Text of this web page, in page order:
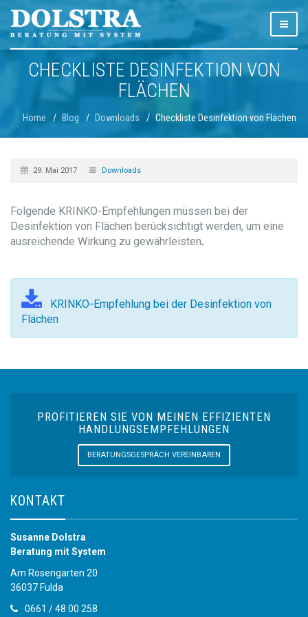
CHECKLISTE DESINFEKTION VON
FLÄCHEN
Home Blog Downloads Checkliste Desinfektion von Flächen
29. Mai 2017 Downloads
Folgende KRINKO-Empfehlungen müssen bei der
Desinfektion von Flächen berücksichtigt werden, um eine
ausreichende Wirkung zu gewährleisten.
KRINKO-Empfehlung bei der Desinfektion von
Flächen
PROFITIEREN SIE VON MEINEN EFFIZIENTEN
HANDLUNGSEMPFEHLUNGEN
BERATUNGSGESPRÄCH VEREINBAREN
KONTAKT
Susanne Dolstra
Beratung mit System
Am Rosengarten 20
36037 Fulda
0661 / 48 00 258